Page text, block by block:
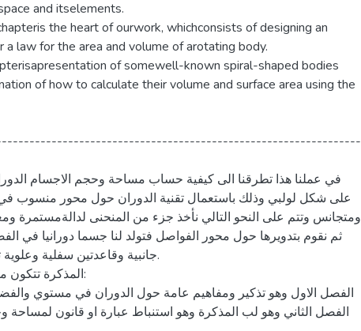
and itselements.
the heart of ourwork, whichconsists of designing an
a law for the area and volume of arotating body.
of somewell-known spiral-shaped bodies
of how to calculate their volume and surface area using the
في عملنا هذا تطرقنا الى كيفية حساب مساحة وحجم الاجسام
على شكل لولبي وذلك باستعمال تقنية الدوران حول محور منسوب
ومتجانس وتتم على النحو التالي نأخذ جزء من المنحنى لدالةمستمرة
ثم نقوم بتدويرها حول محور الفواصل فتولد لنا جسما دورانيا في
جانبية وقاعدتين سفلية
المذكرة تتكون